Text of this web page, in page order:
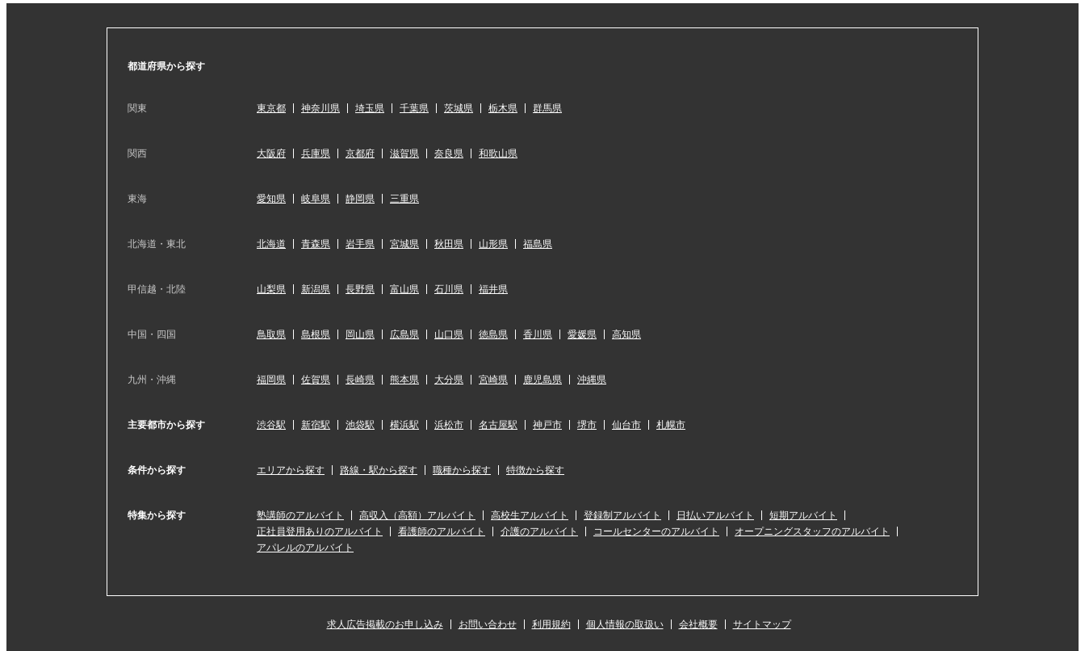
都道府県から探す
関東 東京都 神奈川県 埼玉県 千葉県 茨城県 栃木県 群馬県
関西 大阪府 兵庫県 京都府 滋賀県 奈良県 和歌山県
東海 愛知県 岐阜県 静岡県 三重県
北海道・東北 北海道 青森県 岩手県 宮城県 秋田県 山形県 福島県
甲信越・北陸 山梨県 新潟県 長野県 富山県 石川県 福井県
中国・四国 鳥取県 島根県 岡山県 広島県 山口県 徳島県 香川県 愛媛県 高知県
九州・沖縄 福岡県 佐賀県 長崎県 熊本県 大分県 宮崎県 鹿児島県 沖縄県
主要都市から探す 渋谷駅 新宿駅 池袋駅 横浜駅 浜松市 名古屋駅 神戸市 堺市 仙台市 札幌市
条件から探す エリアから探す 路線・駅から探す 職種から探す 特徴から探す
特集から探す 塾講師のアルバイト 高収入（高額）アルバイト 高校生アルバイト 登録制アルバイト 日払いアルバイト
短期アルバイト
正社員登用ありのアルバイト
看護師のアルバイト 介護のアルバイト コールセンターのアルバイト
オープニングスタッフのアルバイト
アパレルのアルバイト
求人広告掲載のお申し込み お問い合わせ 利用規約 個人情報の取扱い 会社概要 サイトマップ